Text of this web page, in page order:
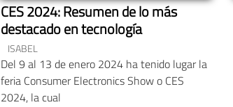
CES 2024: Resumen de lo más
destacado en tecnología
ISABEL
Del 9 al 13 de enero 2024 ha tenido lugar la
feria Consumer Electronics Show o CES
2024, la cual